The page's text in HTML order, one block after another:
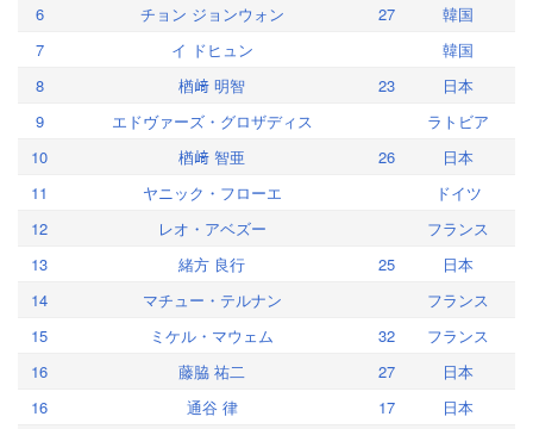
6
チョン ジョンウォン 27
韓国
7
イ ドヒュン
韓国
8
楢﨑 明智 23
日本
9
エドヴァーズ・グロザディス
ラトビア
10
楢﨑 智亜 26
日本
11
ヤニック・フローエ
ドイツ
12
レオ・アベズー
フランス
13
緒方 良行 25
日本
14
マチュー・テルナン
フランス
15
ミケル・マウェム 32
フランス
16
藤脇 祐二 27
日本
16
通谷 律 17
日本